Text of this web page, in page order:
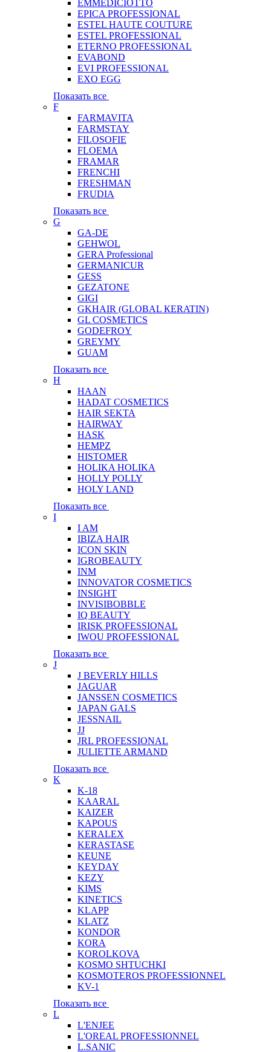
EMMEDICIOTTO
EPICA PROFESSIONAL
ESTEL HAUTE COUTURE
ESTEL PROFESSIONAL
ETERNO PROFESSIONAL
EVABOND
EVI PROFESSIONAL
EXO EGG
Показать все
F
FARMAVITA
FARMSTAY
FILOSOFIE
FLOEMA
FRAMAR
FRENCHI
FRESHMAN
FRUDIA
Показать все
G
GA-DE
GEHWOL
GERA Professional
GERMANICUR
GESS
GEZATONE
GIGI
GKHAIR (GLOBAL КЕRATIN)
GL COSMETICS
GODEFROY
GREYMY
GUAM
Показать все
H
HAAN
HADAT COSMETICS
HAIR SEKTA
HAIRWAY
HASK
HEMPZ
HISTOMER
HOLIKA HOLIKA
HOLLY POLLY
HOLY LAND
Показать все
I
I AM
IBIZA HAIR
ICON SKIN
IGROBEAUTY
INM
INNOVATOR COSMETICS
INSIGHT
INVISIBOBBLE
IQ BEAUTY
IRISK PROFESSIONAL
IWOU PROFESSIONAL
Показать все
J
J BEVERLY HILLS
JAGUAR
JANSSEN COSMETICS
JAPAN GALS
JESSNAIL
JJ
JRL PROFESSIONAL
JULIETTE ARMAND
Показать все
K
K-18
KAARAL
KAIZER
KAPOUS
KERALEX
KERASTASE
KEUNE
KEYDAY
KEZY
KIMS
KINETICS
KLAPP
KLATZ
KONDOR
KORA
KOROLKOVA
KOSMO SHTUCHKI
KOSMOTEROS PROFESSIONNEL
KV-1
Показать все
L
L'ENJEE
L'OREAL PROFESSIONNEL
L.SANIC